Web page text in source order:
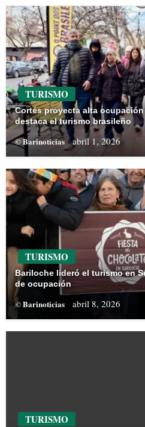
TURISMO
Cortés proyecta alta ocupación
destaca el turismo brasileño
© Barinoticias abril 1, 2026
TURISMO
Bariloche lideró el turismo en
de ocupación
© Barinoticias abril 8, 2026
TURISMO